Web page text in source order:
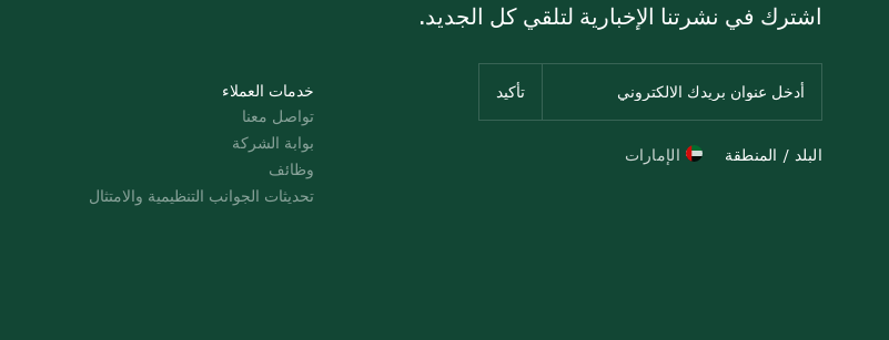
خدمات العملاء
تواصل معنا
بوابة الشركة
وظائف
تحديثات الجوانب التنظيمية والامتثال
اشترك في نشرتنا الإخبارية لتلقي كل الجديد.
البلد / المنطقة الإمارات